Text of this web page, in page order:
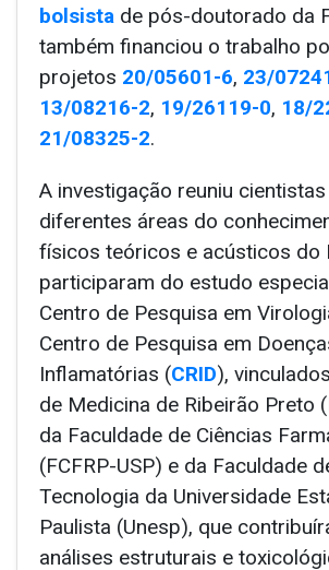
bolsista de pós-doutorado da
também financiou o trabalho
projetos 20/05601-6, 23/
13/08216-2, 19/26119-0, 18/
21/08325-2.
A investigação reuniu
diferentes áreas do
físicos teóricos e acústicos do
participaram do estudo
Centro de Pesquisa em
Centro de Pesquisa em
Inflamatórias (CRID),
de Medicina de Ribeirão Preto
da Faculdade de Ciências
(FCFRP-USP) e da Faculdade
Tecnologia da Universidade
Paulista (Unesp), que
análises estruturais e